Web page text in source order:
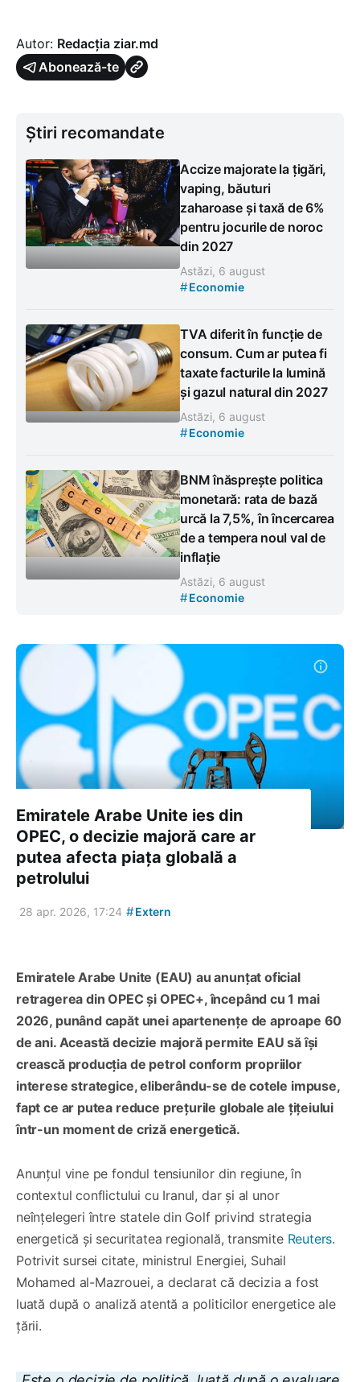
Autor: Redacția ziar.md
Abonează-te
Știri recomandate
Accize majorate la țigări,
vaping, băuturi
zaharoase și taxă de 6%
pentru jocurile de noroc
din 2027
Astăzi, 6 august
#Economie
TVA diferit în funcție de
consum. Cum ar putea fi
taxate facturile la lumină
și gazul natural din 2027
Astăzi, 6 august
#Economie
BNM înăsprește politica
monetară: rata de bază
urcă la 7,5%, în încercarea
de a tempera noul val de
inflație
Astăzi, 6 august
#Economie
Emiratele Arabe Unite ies din
OPEC, o decizie majoră care ar
putea afecta piața globală a
petrolului
28 apr. 2026, 17:24 #Extern
Emiratele Arabe Unite (EAU) au anunțat oficial
retragerea din OPEC și OPEC+, începând cu 1 mai
2026, punând capăt unei apartenențe de aproape 60
de ani. Această decizie majoră permite EAU să își
crească producția de petrol conform propriilor
interese strategice, eliberându-se de cotele impuse,
fapt ce ar putea reduce prețurile globale ale țițeiului
într-un moment de criză energetică.
Anunțul vine pe fondul tensiunilor din regiune, în
contextul conflictului cu Iranul, dar și al unor
neînțelegeri între statele din Golf privind strategia
energetică și securitatea regională, transmite Reuters.
Potrivit sursei citate, ministrul Energiei, Suhail
Mohamed al-Mazrouei, a declarat că decizia a fost
luată după o analiză atentă a politicilor energetice ale
țării.